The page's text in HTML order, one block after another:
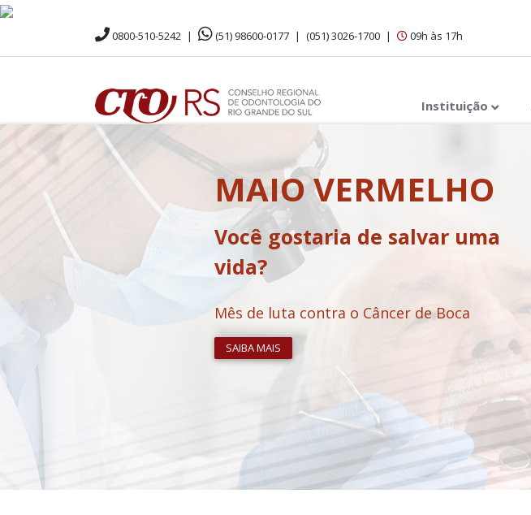
0800-510-5242 | (51) 98600-0177 | (051) 3026-1700 | 09h às 17h
Instituição
MAIO VERMELHO
Você gostaria de salvar uma
vida?
Mês de luta contra o Câncer de Boca
SAIBA MAIS